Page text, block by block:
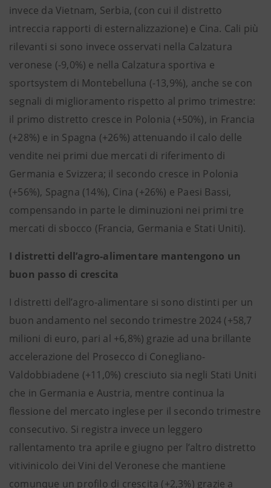
invece da Vietnam, Serbia, (con cui il distretto
intreccia rapporti di esternalizzazione) e Cina. Cali più
rilevanti si sono invece osservati nella Calzatura
veronese (-9,0%) e nella Calzatura sportiva e
sportsystem di Montebelluna (-13,9%), anche se con
segnali di miglioramento rispetto al primo trimestre:
il primo distretto cresce in Polonia (+50%), in Francia
(+28%) e in Spagna (+26%) attenuando il calo delle
vendite nei primi due mercati di riferimento di
Germania e Svizzera; il secondo cresce in Polonia
(+56%), Spagna (14%), Cina (+26%) e Paesi Bassi,
compensando in parte le diminuzioni nei primi tre
mercati di sbocco (Francia, Germania e Stati Uniti).
I distretti dell’agro-alimentare mantengono un
buon passo di crescita
I distretti dell’agro-alimentare si sono distinti per un
buon andamento nel secondo trimestre 2024 (+58,7
milioni di euro, pari al +6,8%) grazie ad una brillante
accelerazione del Prosecco di Conegliano-
Valdobbiadene (+11,0%) cresciuto sia negli Stati Uniti
che in Germania e Austria, mentre continua la
flessione del mercato inglese per il secondo trimestre
consecutivo. Si registra invece un leggero
rallentamento tra aprile e giugno per l’altro distretto
vitivinicolo dei Vini del Veronese che mantiene
comunque un profilo di crescita (+2,3%) grazie a